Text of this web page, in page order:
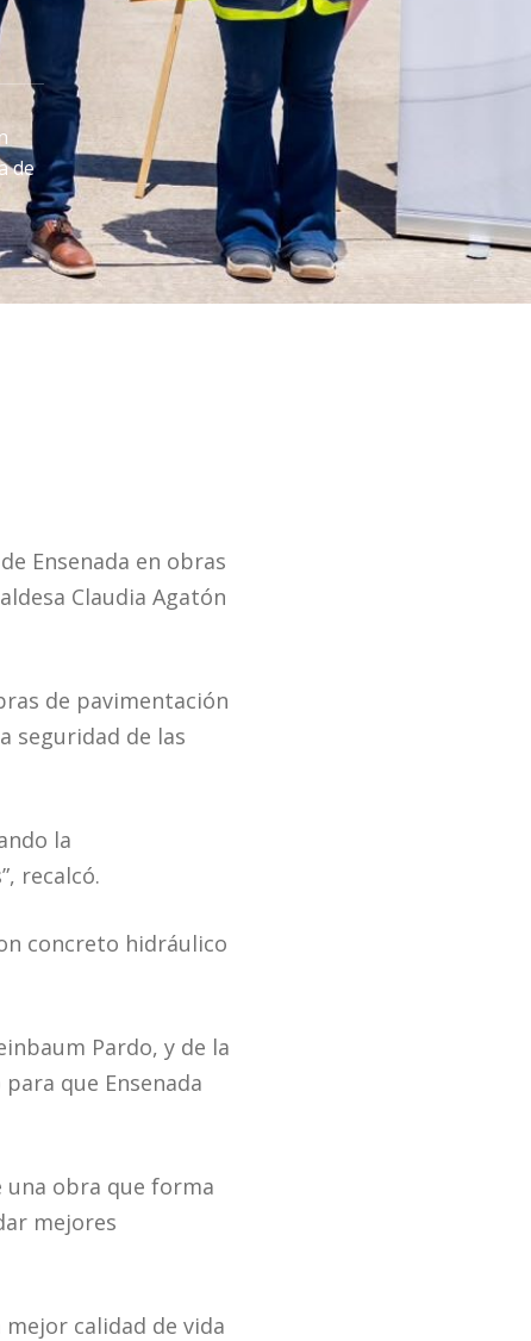
de
Ensenada en obras
Claudia Agatón
de pavimentación
seguridad de las
la
recalcó.
concreto hidráulico
Pardo, y de la
que Ensenada
una obra que forma
mejores
calidad de vida